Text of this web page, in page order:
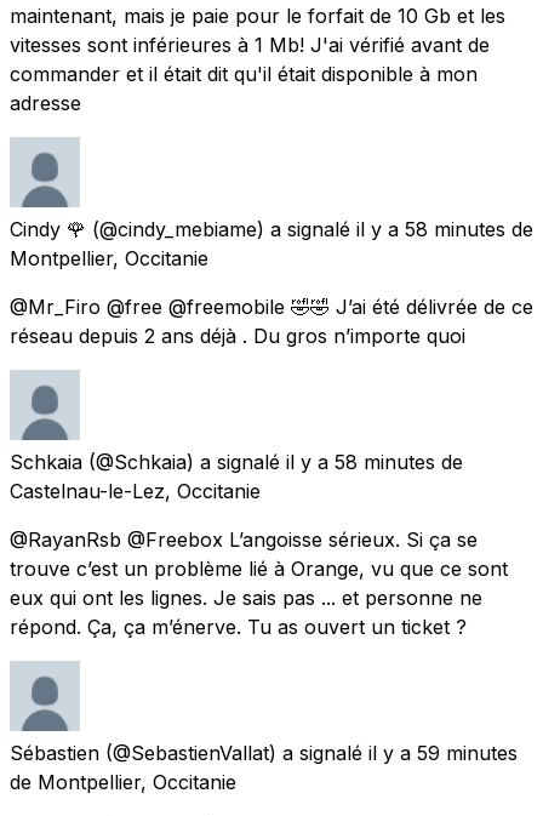
maintenant, mais je paie pour le forfait de 10 Gb et les
vitesses sont inférieures à 1 Mb! J'ai vérifié avant de
commander et il était dit qu'il était disponible à mon
adresse
Cindy 🌹 (@cindy_mebiame) a signalé il y a 58 minutes de
Montpellier, Occitanie
@Mr_Firo @free @freemobile 🤣🤣 J’ai été délivrée de ce
réseau depuis 2 ans déjà . Du gros n’importe quoi
Schkaia (@Schkaia) a signalé il y a 58 minutes de
Castelnau-le-Lez, Occitanie
@RayanRsb @Freebox L’angoisse sérieux. Si ça se
trouve c’est un problème lié à Orange, vu que ce sont
eux qui ont les lignes. Je sais pas ... et personne ne
répond. Ça, ça m’énerve. Tu as ouvert un ticket ?
Sébastien (@SebastienVallat) a signalé il y a 59 minutes
de Montpellier, Occitanie